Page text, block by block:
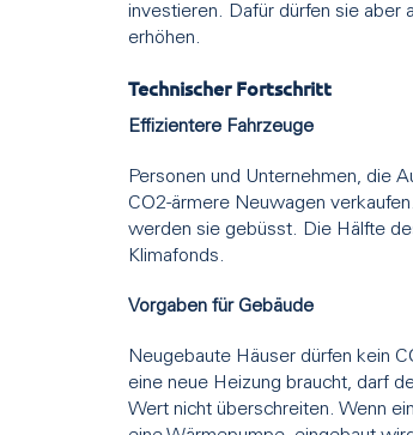
investieren. Dafür dürfen sie aber
erhöhen.
Technischer Fortschritt
Effizientere Fahrzeuge
Personen und Unternehmen, die
CO2-ärmere Neuwagen
werden sie gebüsst. Die Hälfte
Klimafonds.
Vorgaben für Gebäude
Neugebaute Häuser dürfen kein
eine neue Heizung braucht, darf
Wert nicht überschreiten. Wenn